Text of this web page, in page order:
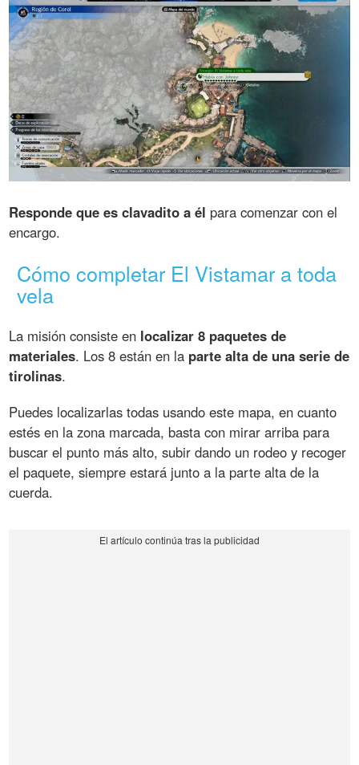
Responde que es clavadito a él para comenzar con el
encargo.
Cómo completar El Vistamar a toda
vela
La misión consiste en localizar 8 paquetes de
materiales. Los 8 están en la parte alta de una serie de
tirolinas.
Puedes localizarlas todas usando este mapa, en cuanto
estés en la zona marcada, basta con mirar arriba para
buscar el punto más alto, subir dando un rodeo y recoger
el paquete, siempre estará junto a la parte alta de la
cuerda.